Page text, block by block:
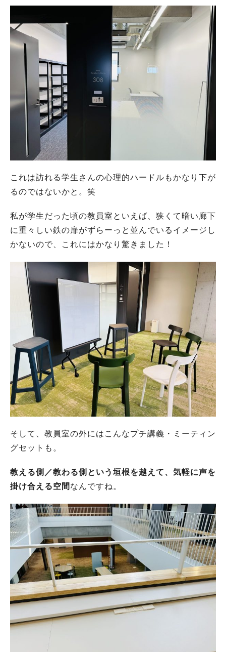
これは訪れる学生さんの心理的ハードルもかなり下が
るのではないかと。笑
私が学生だった頃の教員室といえば、狭くて暗い廊下
に重々しい鉄の扉がずらーっと並んでいるイメージし
かないので、これにはかなり驚きました！
そして、教員室の外にはこんなプチ講義・ミーティン
グセットも。
教える側／教わる側という垣根を越えて、気軽に声を
掛け合える空間 なんですね。